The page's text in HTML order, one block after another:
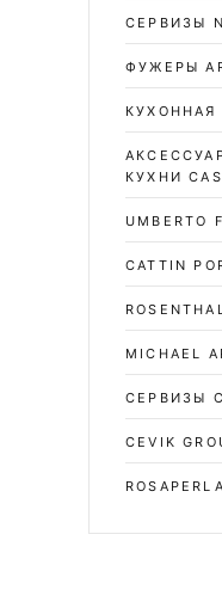
СЕРВИЗЫ
ФУЖЕРЫ
КУХОННАЯ
КУХНИ
UMBERTO
CATTIN
MICHAEL
СЕРВИЗЫ
CEVIK
ROSAPERLA